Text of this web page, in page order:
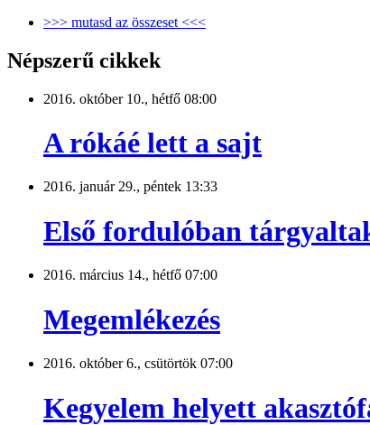
>>> mutasd az összeset <<<
Népszerű cikkek
2016. október 10., hétfő 08:00
A rókáé lett a sajt
2016. január 29., péntek 13:33
Első fordulóban
2016. március 14., hétfő 07:00
Megemlékezés
2016. október 6., csütörtök 07:00
Kegyelem helyett